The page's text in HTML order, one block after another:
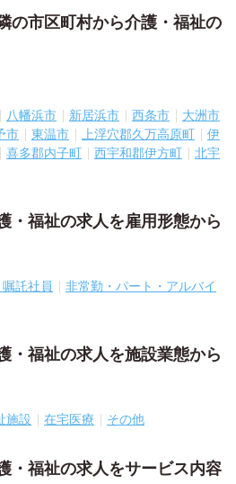
の市区町村から介護・福祉の
八幡浜市 新居浜市 西条市
大洲市
市 東温市 上浮穴郡久万高原町
伊
喜多郡内子町 西宇和郡伊方町
北宇
・福祉の求人を雇用形態から
託社員
非常勤・パート・アルバイ
・福祉の求人を施設業態から
施設 在宅医療 その他
・福祉の求人をサービス内容